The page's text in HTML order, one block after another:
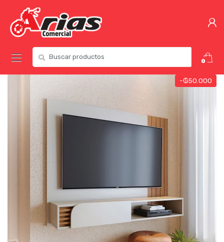
0
-₲50.000